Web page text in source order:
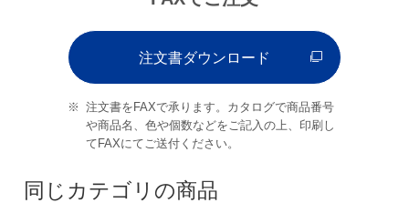
注文書ダウンロード
注文書をFAXで承ります。カタログで商品番号
や商品名、色や個数などをご記入の上、印刷し
てFAXにてご送付ください。
同じカテゴリの商品